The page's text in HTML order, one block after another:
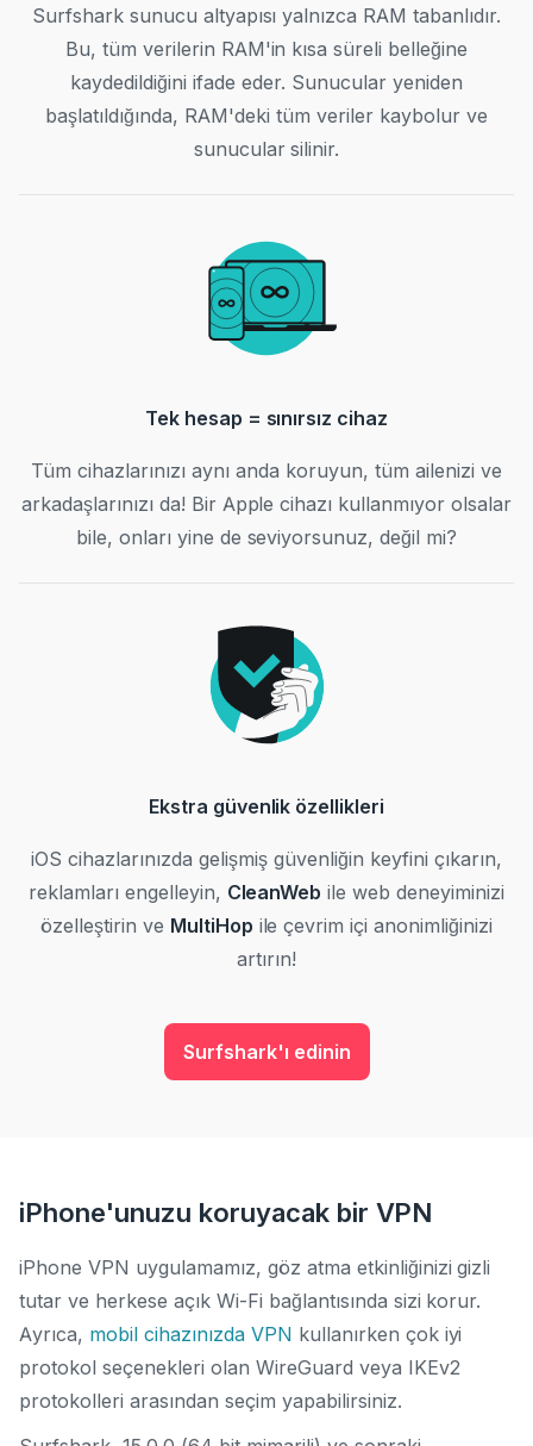
Surfshark sunucu altyapısı yalnızca RAM tabanlıdır.
Bu, tüm verilerin RAM'in kısa süreli belleğine
kaydedildiğini ifade eder. Sunucular yeniden
başlatıldığında, RAM'deki tüm veriler kaybolur ve
sunucular silinir.
Tek hesap = sınırsız cihaz
Tüm cihazlarınızı aynı anda koruyun, tüm ailenizi ve
arkadaşlarınızı da! Bir Apple cihazı kullanmıyor olsalar
bile, onları yine de seviyorsunuz, değil mi?
Ekstra güvenlik özellikleri
iOS cihazlarınızda gelişmiş güvenliğin keyfini çıkarın,
reklamları engelleyin, CleanWeb ile web deneyiminizi
özelleştirin ve MultiHop ile çevrim içi anonimliğinizi
artırın!
Surfshark'ı edinin
iPhone'unuzu koruyacak bir VPN
iPhone VPN uygulamamız, göz atma etkinliğinizi gizli
tutar ve herkese açık Wi-Fi bağlantısında sizi korur.
Ayrıca, mobil cihazınızda VPN kullanırken çok iyi
protokol seçenekleri olan WireGuard veya IKEv2
protokolleri arasından seçim yapabilirsiniz.